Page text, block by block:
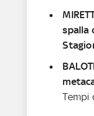
spalla
Tempi